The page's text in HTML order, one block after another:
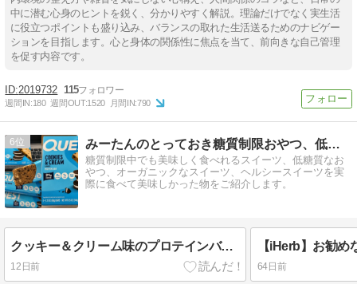
中に潜む心身のヒントを鋭く、分かりやすく解説。理論だけでなく実生活
に役立つポイントも盛り込み、バランスの取れた生活送るためのナビゲー
ションを目指します。心と身体の関係性に焦点を当て、前向きな自己管理
を促す内容です。
2019732 115
週間IN:180 週間OUT:1520 月間IN:790
6 みーたんのとっておき糖質制限おやつ、低糖質スイーツ
糖質制限中でも美味しく食べれるスイーツ、低糖質なお
やつ、オーガニックなスイーツ、ヘルシースイーツを実
際に食べて美味しかった物をご紹介します。
クッキー＆クリーム味のプロテインバーを求めて・・・
12日前 64日前